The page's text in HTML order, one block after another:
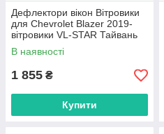
Дефлектори вікон Вітровики
для Chevrolet Blazer 2019-
вітровики VL-STAR Тайвань
В наявності
1 855 ₴
Купити